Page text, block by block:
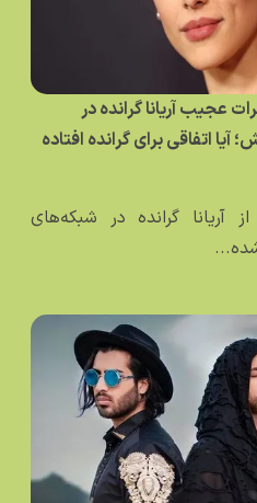
عجیب آریانا گرانده در
اتفاقی برای گرانده افتاده
آریانا گرانده در شبکه‌های